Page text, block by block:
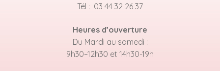
Tél : 03 44 32 26 37
Heures d’ouverture
Du Mardi au samedi :
9h30–12h30 et 14h30-19h